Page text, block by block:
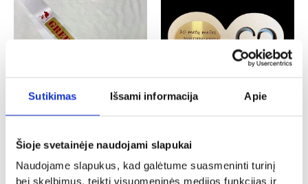
Sutikimas Išsami informacija Apie
Šioje svetainėje naudojami slapukai
Naudojame slapukus, kad galėtume suasmeninti turinį
bei skelbimus, teikti visuomeninės medijos funkcijas ir
Vestuvės
Mergvakario juosta „Greit išteku”
8.00 €
Vestuvės
Pastatoma širdis „10 metų meilės”
12.00 €